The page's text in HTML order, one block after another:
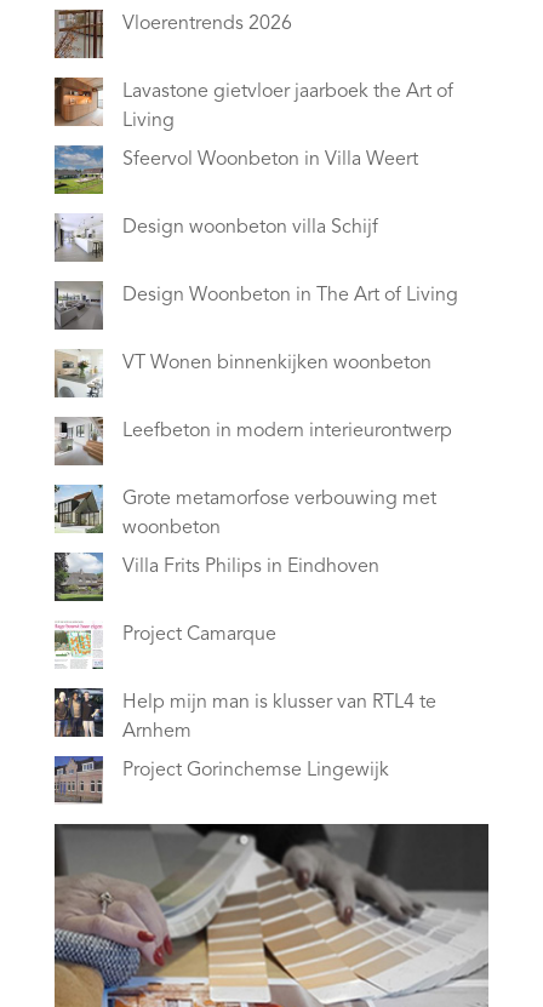
Vloerentrends 2026
Lavastone gietvloer jaarboek the Art of
Living
Sfeervol Woonbeton in Villa Weert
Design woonbeton villa Schijf
Design Woonbeton in The Art of Living
VT Wonen binnenkijken woonbeton
Leefbeton in modern interieurontwerp
Grote metamorfose verbouwing met
woonbeton
Villa Frits Philips in Eindhoven
Project Camarque
Help mijn man is klusser van RTL4 te
Arnhem
Project Gorinchemse Lingewijk